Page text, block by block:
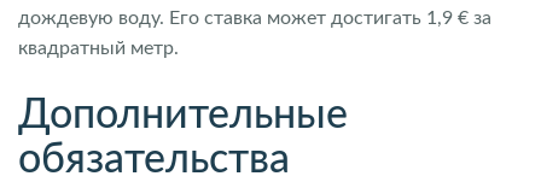
дождевую воду. Его ставка может достигать 1,9 € за
квадратный метр.
Дополнительные
обязательства